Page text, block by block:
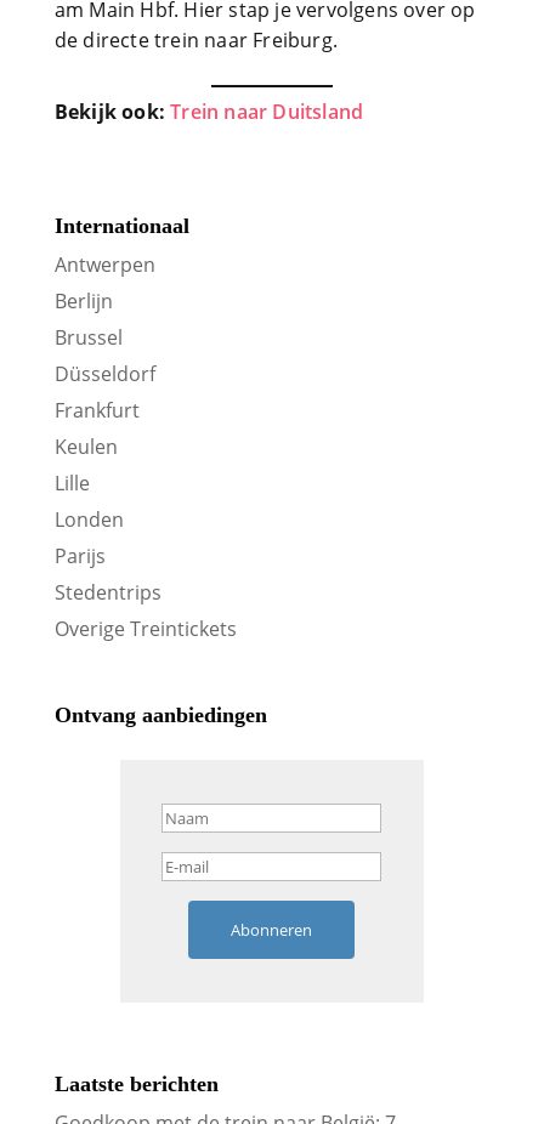
am Main Hbf. Hier stap je vervolgens over op
de directe trein naar Freiburg.
Bekijk ook: Trein naar Duitsland
Internationaal
Antwerpen
Berlijn
Brussel
Düsseldorf
Frankfurt
Keulen
Lille
Londen
Parijs
Stedentrips
Overige Treintickets
Ontvang aanbiedingen
Abonneren
Laatste berichten